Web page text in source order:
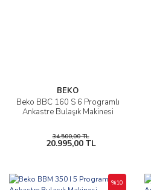
BEKO
Beko BBC 160 S 6 Programlı
Ankastre Bulaşık Makinesi
34.500,00 TL
20.995,00 TL
%10